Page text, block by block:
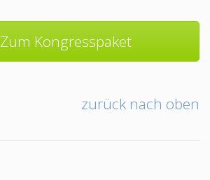
Zum Kongresspaket
zurück nach oben